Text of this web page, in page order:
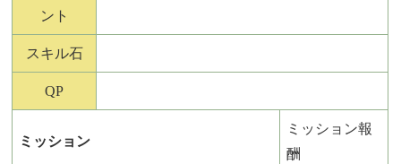
ント
スキル石
QP
ミッション
ミッション報
酬